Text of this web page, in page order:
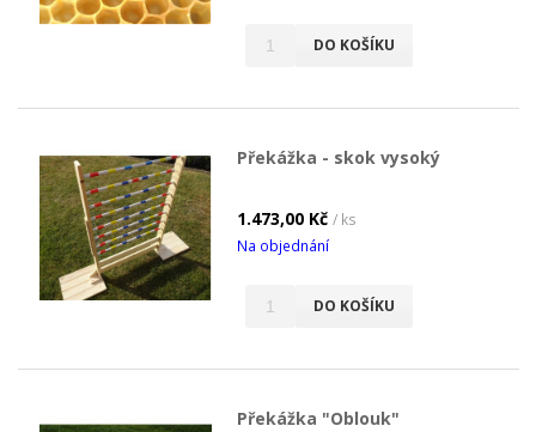
DO KOŠÍKU
Překážka - skok vysoký
1.473,00 Kč / ks
Na objednání
DO KOŠÍKU
Překážka "Oblouk"